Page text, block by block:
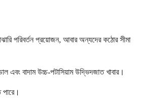
পরিবর্তন প্রয়োজন, আবার অন্যদের কঠোর সীমা
বাদাম উচ্চ-পটাসিয়াম উদ্ভিদজাত খাবার।